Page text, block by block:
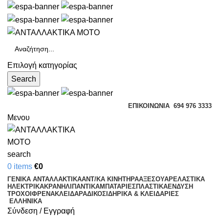
Επιλογή κατηγορίας
Search
ΕΠΙΚΟΙΝΩΝΊΑ 694 976 3333
Μενου
search
0 items €0
ΓΕΝΙΚΑ ΑΝΤΑΛΛΑΚΤΙΚΑΑΝΤ/ΚΑ ΚΙΝΗΤΗΡΑΑΞΕΣΟΥΑΡΕΛΑΣΤΙΚΑ
ΗΛΕΚΤΡΙΚΑΚΡΑΝΗΛΙΠΑΝΤΙΚΑΜΠΑΤΑΡΙΕΣΠΛΑΣΤΙΚΑΕΝΔΥΣΗ
ΤΡΟΧΟΙ ΦΡΕΝΑΚΛΕΙΔΑΡΑΔΙΚΟΣΙΔΗΡΙΚΑ & ΚΛΕΙΔΑΡΙΕΣ
ΕΛΛΗΝΙΚΆ
Σύνδεση / Εγγραφή